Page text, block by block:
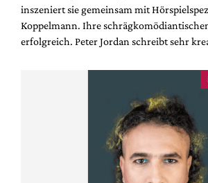
inszeniert sie gemeinsam mit
Koppelmann. Ihre
erfolgreich. Peter Jordan schreibt sehr